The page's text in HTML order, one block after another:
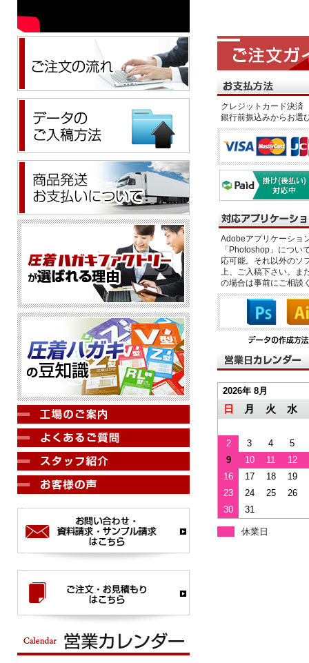
クレジットカード決
銀行前振込みからお選
Adobeアプリケーショ
「Photoshop」につい
応可能。それ以外のソ
上、ご入稿下さい。ま
の場合は事前にご相談
2026年 8月
日 月 火 水
2 3 4
5
9
10 11
12
16
17 18
19
23
24 25
26
30
31
休業日